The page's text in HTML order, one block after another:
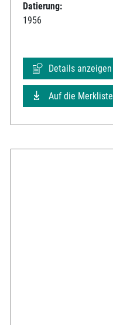
Datierung:
1956
Details anzeigen
Auf die Merkliste